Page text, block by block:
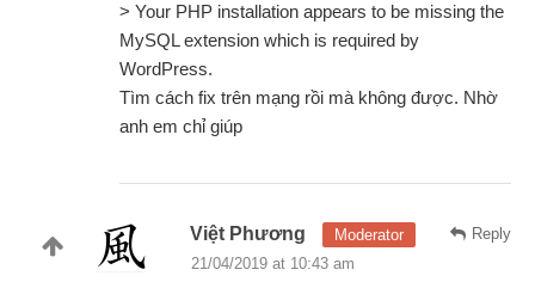
> Your PHP installation appears to be missing the
MySQL extension which is required by
WordPress.
Tìm cách fix trên mạng rồi mà không được. Nhờ
anh em chỉ giúp
Reply
Việt Phương
Moderator
21/04/2019 at 10:43 am